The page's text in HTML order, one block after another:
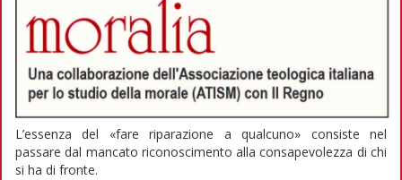
L’essenza del «fare riparazione a qualcuno» consiste nel
passare dal mancato riconoscimento alla consapevolezza di chi
si ha di fronte.